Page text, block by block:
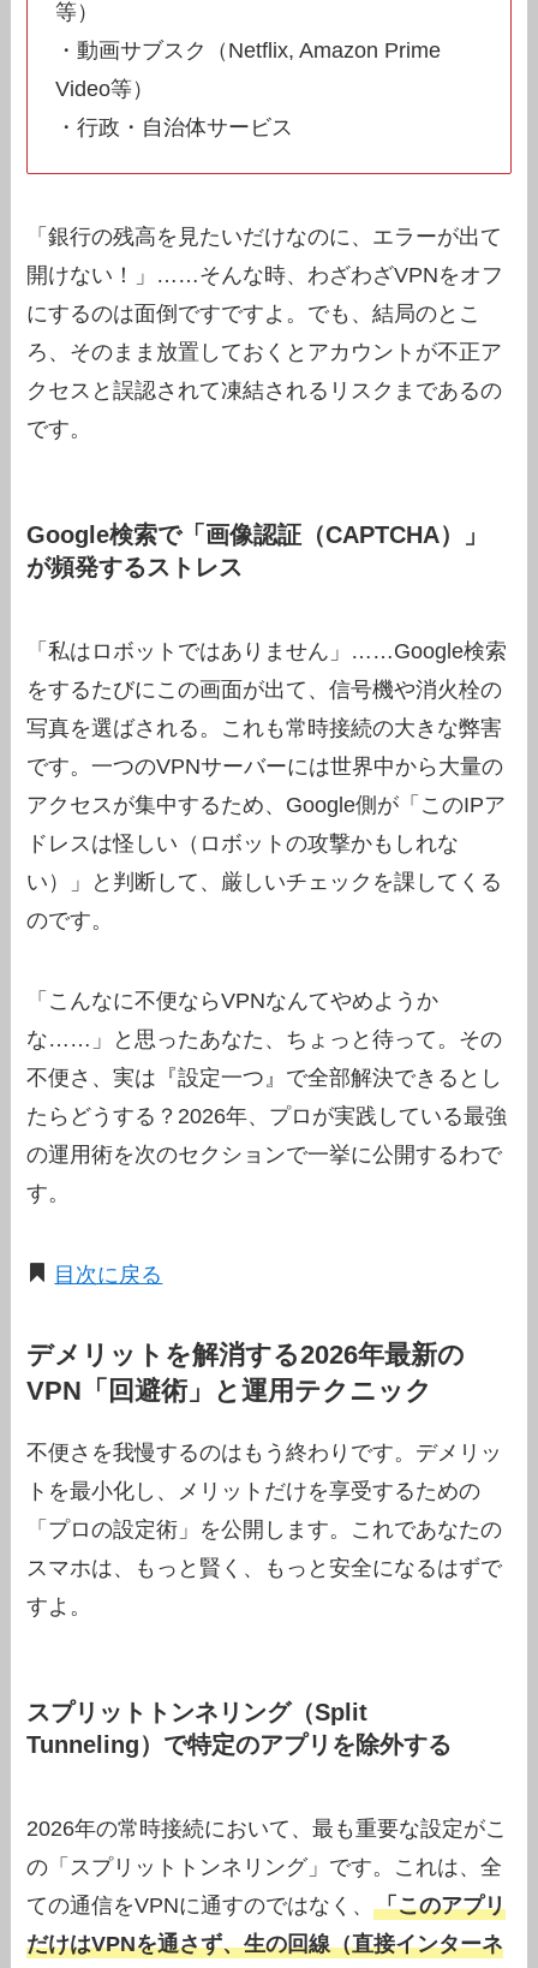
等）
・動画サブスク（Netflix, Amazon Prime
Video等）
・行政・自治体サービス
「銀行の残高を見たいだけなのに、エラーが出て
開けない！」……そんな時、わざわざVPNをオフ
にするのは面倒ですですよ。でも、結局のとこ
ろ、そのまま放置しておくとアカウントが不正ア
クセスと誤認されて凍結されるリスクまであるの
です。
Google検索で「画像認証（CAPTCHA）」
が頻発するストレス
「私はロボットではありません」……Google検索
をするたびにこの画面が出て、信号機や消火栓の
写真を選ばされる。これも常時接続の大きな弊害
です。一つのVPNサーバーには世界中から大量の
アクセスが集中するため、Google側が「このIPア
ドレスは怪しい（ロボットの攻撃かもしれな
い）」と判断して、厳しいチェックを課してくる
のです。
「こんなに不便ならVPNなんてやめようか
な……」と思ったあなた、ちょっと待って。その
不便さ、実は『設定一つ』で全部解決できるとし
たらどうする？2026年、プロが実践している最強
の運用術を次のセクションで一挙に公開するわで
す。
目次に戻る
デメリットを解消する2026年最新の
VPN「回避術」と運用テクニック
不便さを我慢するのはもう終わりです。デメリッ
トを最小化し、メリットだけを享受するための
「プロの設定術」を公開します。これであなたの
スマホは、もっと賢く、もっと安全になるはずで
すよ。
スプリットトンネリング（Split
Tunneling）で特定のアプリを除外する
2026年の常時接続において、最も重要な設定がこ
の「スプリットトンネリング」です。これは、全
ての通信をVPNに通すのではなく、「このアプリ
だけはVPNを通さず、生の回線（直接インターネ